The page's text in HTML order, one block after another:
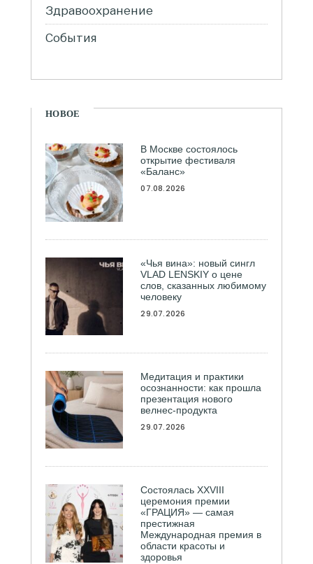
Здравоохранение
События
НОВОЕ
В Москве состоялось
открытие фестиваля
«Баланс»
07.08.2026
«Чья вина»: новый сингл
VLAD LENSKIY о цене
слов, сказанных любимому
человеку
29.07.2026
Медитация и практики
осознанности: как прошла
презентация нового
велнес-продукта
29.07.2026
Состоялась ХXVIII
церемония премии
«ГРАЦИЯ» — самая
престижная
Международная премия в
области красоты и
здоровья